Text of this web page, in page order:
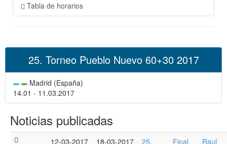
Tabla de horarios
25. Torneo Pueblo Nuevo 60+30 2017
Madrid (España)
14.01 - 11.03.2017
Noticias publicadas
12-03-2017 18-03-2017
25.
Final
Raul